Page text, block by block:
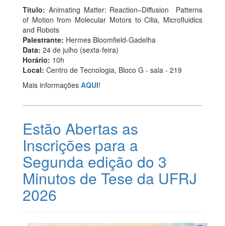
Título: Animating Matter: Reaction–Diffusion Patterns
of Motion from Molecular Motors to Cilia, Microfluidics
and Robots
Palestrante: Hermes Bloomfield-Gadelha
Data: 24 de julho (sexta-feira)
Horário: 10h
Local: Centro de Tecnologia, Bloco G - sala - 219
Mais informações AQUI!
Estão Abertas as
Inscrições para a
Segunda edição do 3
Minutos de Tese da UFRJ
2026